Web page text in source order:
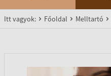
Itt vagyok: Főoldal Melltartó